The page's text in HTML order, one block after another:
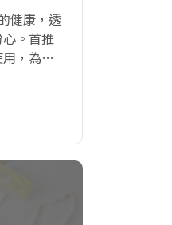
健康，透
。首推
，為下
球母親
杯和輕